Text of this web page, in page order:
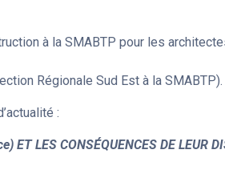
à la SMABTP pour les
Régionale Sud Est à la SMABTP).
:
ET LES CONSÉQUENCES DE LEUR